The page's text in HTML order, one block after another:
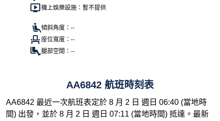
機上娛樂設施：暫不提供
傾斜角度：--
座位寬度：--
腿部空間：--
AA6842 航班時刻表
AA6842 最近一次航班表定於 8 月 2 日 週日 06:40 (當地時
間) 出發，並於 8 月 2 日 週日 07:11 (當地時間) 抵達。最新